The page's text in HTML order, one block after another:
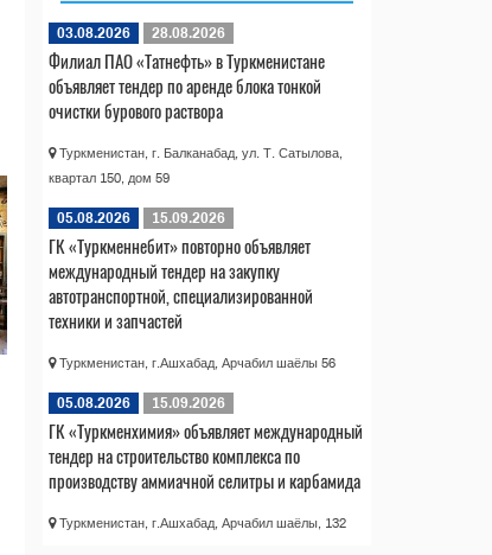
03.08.2026 28.08.2026
Филиал ПАО «Татнефть» в Туркменистане
объявляет тендер по аренде блока тонкой
очистки бурового раствора
Туркменистан, г. Балканабад, ул. Т. Сатылова,
квартал 150, дом 59
05.08.2026 15.09.2026
ГК «Туркменнебит» повторно объявляет
международный тендер на закупку
автотранспортной, специализированной
техники и запчастей
Туркменистан, г.Ашхабад, Арчабил шаёлы 56
05.08.2026 15.09.2026
ГК «Туркменхимия» объявляет международный
тендер на строительство комплекса по
производству аммиачной селитры и карбамида
Туркменистан, г.Ашхабад, Арчабил шаёлы, 132